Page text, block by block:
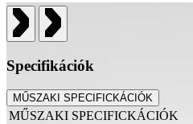
Specifikációk
MŰSZAKI SPECIFICKÁCIÓK
MŰSZAKI SPECIFICKÁCIÓK